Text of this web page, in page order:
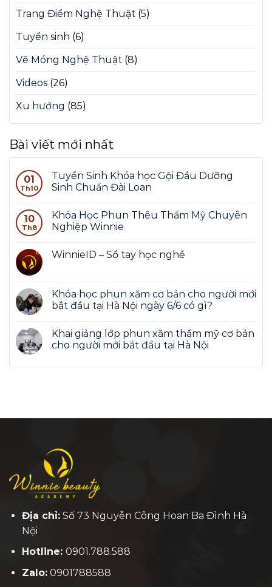
Trang Điểm Nghệ Thuật (5)
Tuyển sinh (6)
Vẽ Móng Nghệ Thuật (8)
Videos (26)
Xu hướng (85)
Bài viết mới nhất
01
Th10
Tuyển Sinh Khóa học Gội Đầu Dưỡng
Sinh Chuẩn Đài Loan
10
Th8
Khóa Học Phun Thêu Thẩm Mỹ Chuyên
Nghiệp Winnie
WinnieID – Sổ tay học nghề
Khóa học phun xăm cơ bản cho người mới
bắt đầu tại Hà Nội ngày 6/6 có gì?
Khai giảng lớp phun xăm thẩm mỹ cơ bản
cho người mới bắt đầu tại Hà Nội
Địa chỉ:Số 73 Nguyễn Công Hoan Ba Đình Hà
Nội
Hotline: 0901.788.588
Zalo:0901788588